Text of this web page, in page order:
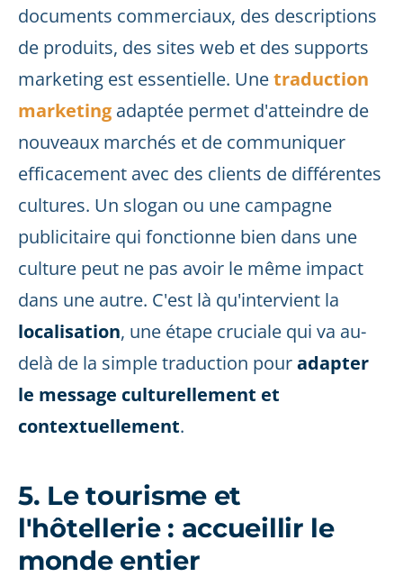
documents commerciaux, des descriptions
de produits, des sites web et des supports
marketing est essentielle. Unetraduction
marketing adaptée permet d'atteindre de
nouveaux marchés et de communiquer
efficacement avec des clients de différentes
cultures. Un slogan ou une campagne
publicitaire qui fonctionne bien dans une
culture peut ne pas avoir le même impact
dans une autre. C'est là qu'intervient la
localisation, une étape cruciale qui va au-
delà de la simple traduction pouradapter
le message culturellement et
contextuellement.
5. Le tourisme et
l'hôtellerie : accueillir le
monde entier